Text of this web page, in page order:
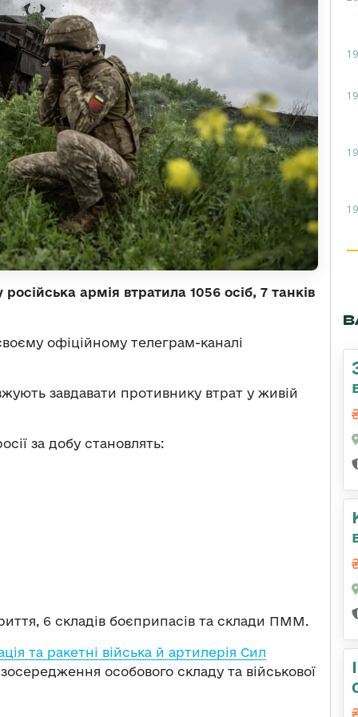
армія втратила 1056 осіб, 7 танків
офіційному телеграм-каналі
завдавати противнику втрат у живій
за добу становлять:
6 складів боєприпасів та склади ПММ.
та ракетні війська й артилерія Сил
особового складу та військової